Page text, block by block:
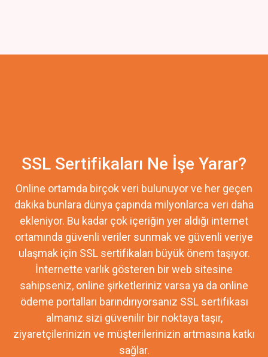
SSL Sertifikaları Ne İşe Yarar?
Online ortamda birçok veri bulunuyor ve her geçen
dakika bunlara dünya çapında milyonlarca veri daha
ekleniyor. Bu kadar çok içeriğin yer aldığı internet
ortamında güvenli veriler sunmak ve güvenli veriye
ulaşmak için SSL sertifikaları büyük önem taşıyor.
İnternette varlık gösteren bir web sitesine
sahipseniz, online şirketleriniz varsa ya da online
ödeme portalları barındırıyorsanız SSL sertifikası
almanız sizi güvenilir bir noktaya taşır,
ziyaretçilerinizin ve müşterilerinizin artmasına katkı
sağlar.